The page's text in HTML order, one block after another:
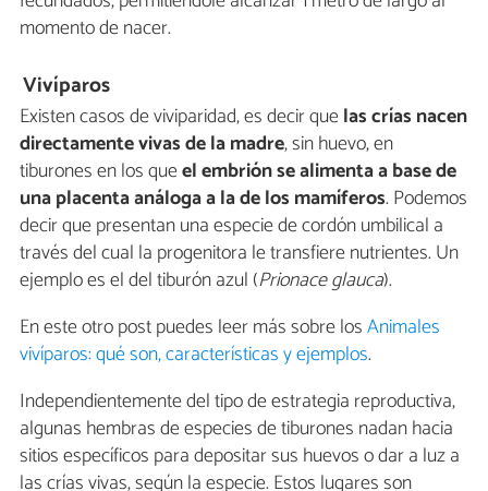
momento de nacer.
Vivíparos
Existen casos de viviparidad, es decir quelas crías nacen
directamente vivas de la madre, sin huevo, en
tiburones en los queel embrión se alimenta a base de
una placenta análoga a la de los mamíferos. Podemos
decir que presentan una especie de cordón umbilical a
través del cual la progenitora le transfiere nutrientes. Un
ejemplo es el del tiburón azul (Prionace glauca).
En este otro post puedes leer más sobre losAnimales
vivíparos: qué son, características y ejemplos.
Independientemente del tipo de estrategia reproductiva,
algunas hembras de especies de tiburones nadan hacia
sitios específicos para depositar sus huevos o dar a luz a
las crías vivas, según la especie. Estos lugares son